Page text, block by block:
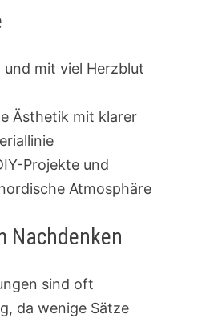
mit viel Herzblut
Ästhetik mit klarer
Projekte und
Atmosphäre
Nachdenken
sind oft
da wenige Sätze